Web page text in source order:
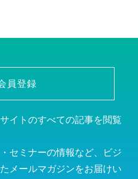
員登録
イトのすべての記事を閲覧
セミナーの情報など、ビジ
メールマガジンをお届けい